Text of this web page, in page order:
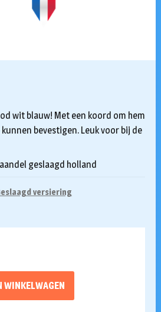
wit blauw! Met een koord om hem
bevestigen. Leuk voor bij de
geslaagd holland
versiering
WINKELWAGEN